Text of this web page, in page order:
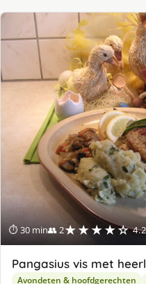
⏱ 30 min👥 2★★★★☆
Pangasius vis met
Avondeten & hoofdgerechten